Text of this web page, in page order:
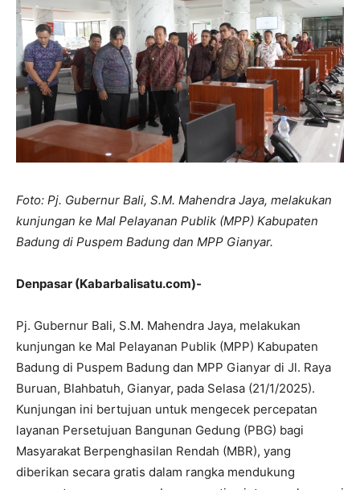
Foto: Pj. Gubernur Bali, S.M. Mahendra Jaya, melakukan
kunjungan ke Mal Pelayanan Publik (MPP) Kabupaten
Badung di Puspem Badung dan MPP Gianyar.
Denpasar (Kabarbalisatu.com)-
Pj. Gubernur Bali, S.M. Mahendra Jaya, melakukan
kunjungan ke Mal Pelayanan Publik (MPP) Kabupaten
Badung di Puspem Badung dan MPP Gianyar di Jl. Raya
Buruan, Blahbatuh, Gianyar, pada Selasa (21/1/2025).
Kunjungan ini bertujuan untuk mengecek percepatan
layanan Persetujuan Bangunan Gedung (PBG) bagi
Masyarakat Berpenghasilan Rendah (MBR), yang
diberikan secara gratis dalam rangka mendukung